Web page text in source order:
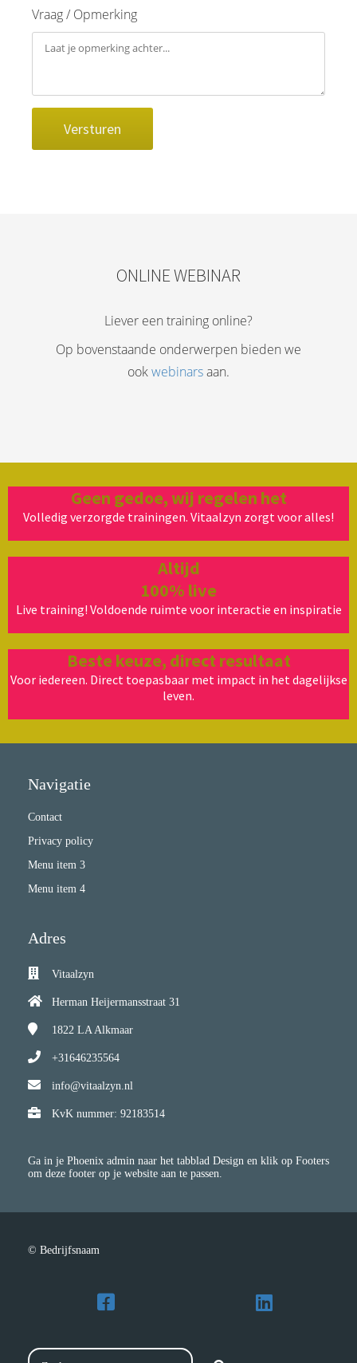
Vraag / Opmerking
Versturen
ONLINE WEBINAR
Liever een training online?
Op bovenstaande onderwerpen bieden we
ookwebinarsaan.
Geen gedoe, wij regelen het
Volledig verzorgde trainingen. Vitaalzyn zorgt voor alles!
Altijd
100% live
Live training! Voldoende ruimte voor interactie en inspiratie
Beste keuze, direct resultaat
Voor iedereen. Direct toepasbaar met impact in het dagelijkse
leven.
Navigatie
Contact
Privacy policy
Menu item 3
Menu item 4
Adres
Vitaalzyn
Herman Heijermansstraat 31
1822 LAAlkmaar
+31646235564
info@vitaalzyn.nl
KvK nummer: 92183514
Ga in je Phoenix admin naar het tabblad Design en klik op Footers
om deze footer op je website aan te passen.
© Bedrijfsnaam